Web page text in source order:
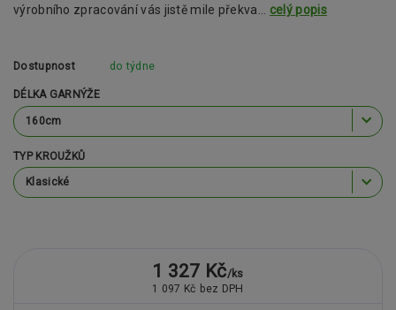
výrobního zpracování vás jistě mile překva... celý popis
Dostupnost do týdne
DÉLKA GARNÝŽE
TYP KROUŽKŮ
1 327 Kč/ks
1 097 Kč bez DPH